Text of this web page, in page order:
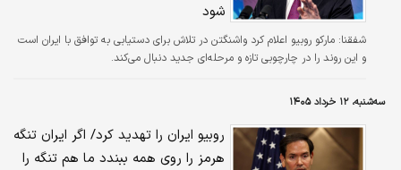
شود
شفقنا: مارکو روبیو اعلام کرد واشنگتن در تلاش برای دستیابی به توافق با ایران است
و این روند را در چارچوبی تازه و مرحله‌ای جدید دنبال می‌کند.
سه‌شنبه، ۱۲ خرداد ۱۴۰۵
روبیو ایران را تهدید کرد/ اگر ایران تنگه
هرمز را روی همه ببندد ما هم تنگه را